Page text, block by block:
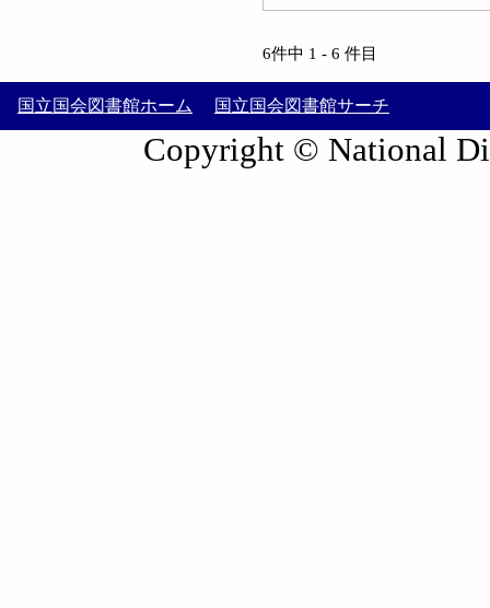
6件中 1 - 6 件目
国立国会図書館ホーム 国立国会図書館サーチ
Copyright © National